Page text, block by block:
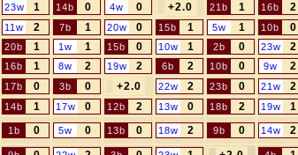
23w 1 14b 0 4w 0 +2.0 21b 1 16b 2
11w 2 7b 1 20w 0 15b 1 5w 1 10b 0
20b 1 1w 1 15b 0 10w 1 2b 0 23w 2
16b 1 8w 2 19w 2 6b 2 10b 0 9w 2
17b 0 3b 0 +2.0 22w 2 23b 0 21w 2
14b 1 17w 0 12b 2 13w 0 18b 2 19w 1
1b 0 5w 0 13b 0 18w 2 9b 0 14w 2